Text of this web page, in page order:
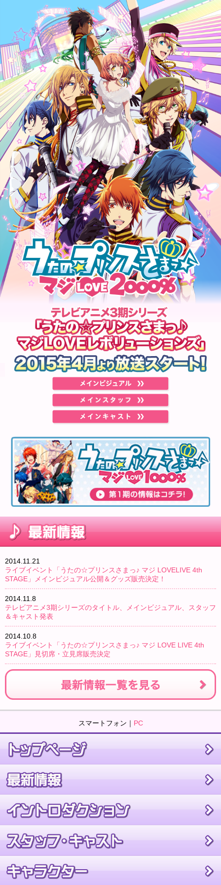
2014.11.21
ライブイベント「うたの☆プリンスさまっ♪ マジ LOVELIVE 4th
STAGE」メインビジュアル公開＆グッズ販売決定！
2014.11.8
テレビアニメ3期シリーズのタイトル、メインビジュアル、スタッフ
＆キャスト発表
2014.10.8
ライブイベント「うたの☆プリンスさまっ♪ マジ LOVE LIVE 4th
STAGE」見切席・立見席販売決定
スマートフォン｜ PC